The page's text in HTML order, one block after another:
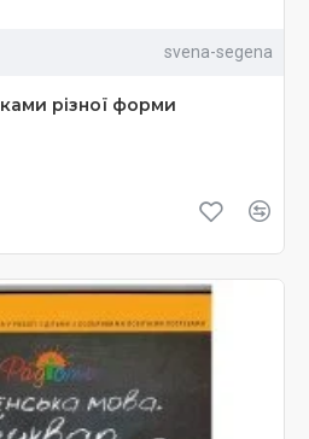
svena-segena
різної форми